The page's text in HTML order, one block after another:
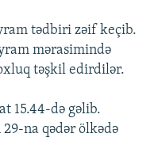
tədbiri zəif keçib.
mərasimində
təşkil edirdilər.
15.44-də gəlib.
29-na qədər ölkədə